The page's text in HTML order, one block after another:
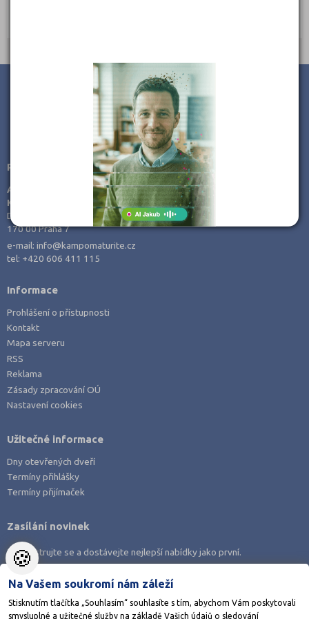
JSME TAM, KDE JSTE VY
Poradenství v přípravě ke studiu
AMOS -
KamPoMaturite.cz, s.r.o.
Dukelských hrdinů 21
170 00 Praha 7
e-mail:info@kampomaturite.cz
tel: +420 606 411 115
Informace
Prohlášení o přístupnosti
Kontakt
Mapa serveru
RSS
Reklama
Zásady zpracování OÚ
Nastavení cookies
Užitečné informace
Dny otevřených dveří
Termíny přihlášky
Termíny přijímaček
Zasílání novinek
Zaregistrujte se a dostávejte nejlepší nabídky jako první.
🍪
Na Vašem soukromí nám záleží
Stisknutím tlačítka „Souhlasím“ souhlasíte s tím, abychom Vám poskytovali
smysluplné a užitečné služby na základě Vašich údajů o sledování